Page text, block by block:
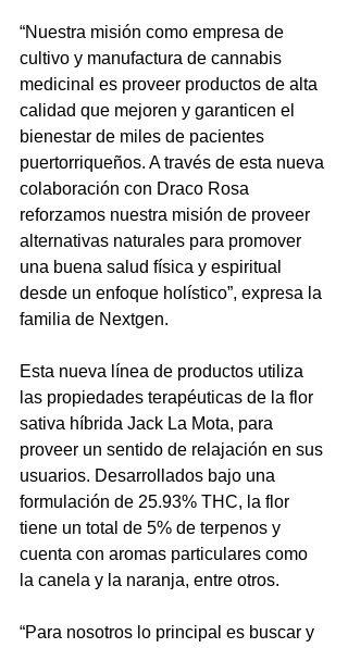
“Nuestra misión como empresa de
cultivo y manufactura de cannabis
medicinal es proveer productos de alta
calidad que mejoren y garanticen el
bienestar de miles de pacientes
puertorriqueños. A través de esta nueva
colaboración con Draco Rosa
reforzamos nuestra misión de proveer
alternativas naturales para promover
una buena salud física y espiritual
desde un enfoque holístico”, expresa la
familia de Nextgen.
Esta nueva línea de productos utiliza
las propiedades terapéuticas de la flor
sativa híbrida Jack La Mota, para
proveer un sentido de relajación en sus
usuarios. Desarrollados bajo una
formulación de 25.93% THC, la flor
tiene un total de 5% de terpenos y
cuenta con aromas particulares como
la canela y la naranja, entre otros.
“Para nosotros lo principal es buscar y